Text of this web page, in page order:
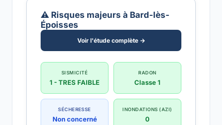
⚠️ Risques majeurs à Bard-lès-
Époisses
Voir l'étude complète →
SISMICITÉ
1 - TRES FAIBLE
RADON
Classe 1
SÉCHERESSE
Non concerné
INONDATIONS (AZI)
0